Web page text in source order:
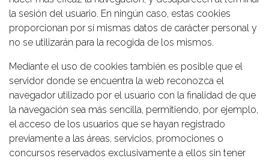
la sesión del usuario. En ningún caso, estas cookies
proporcionan por sí mismas datos de carácter personal y
no se utilizarán para la recogida de los mismos.
Mediante el uso de cookies también es posible que el
servidor donde se encuentra la web reconozca el
navegador utilizado por el usuario con la finalidad de que
la navegación sea más sencilla, permitiendo, por ejemplo,
el acceso de los usuarios que se hayan registrado
previamente a las áreas, servicios, promociones o
concursos reservados exclusivamente a ellos sin tener